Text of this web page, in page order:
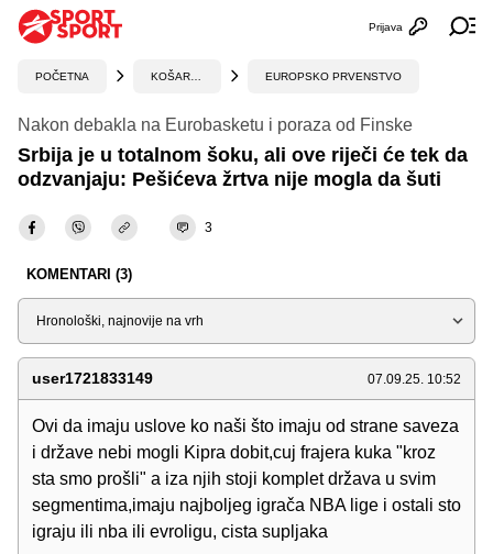
Otvori
Prijava
POČETNA EUROPSKO PRVENSTVO
Nakon debakla na Eurobasketu i poraza od Finske
Srbija je u totalnom šoku, ali ove riječi će tek da
odzvanjaju: Pešićeva žrtva nije mogla da šuti
3
KOMENTARI (3)
Sortiraj
user1721833149 07.09.25. 10:52
Ovi da imaju uslove ko naši što imaju od strane saveza
i države nebi mogli Kipra dobit,cuj frajera kuka "kroz
sta smo prošli" a iza njih stoji komplet država u svim
segmentima,imaju najboljeg igrača NBA lige i ostali sto
igraju ili nba ili evroligu, cista supljaka